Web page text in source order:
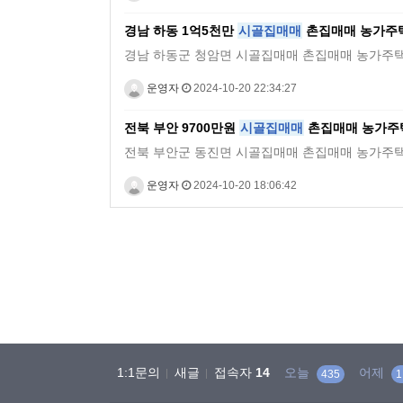
경남 하동 1억5천만 시골집매매 촌집매매 농가주
경남 하동군 청암면 시골집매매 촌집매매 농가
운영자 2024-10-20 22:34:27
전북 부안 9700만원 시골집매매 촌집매매 농가
전북 부안군 동진면 시골집매매 촌집매매 농가
운영자 2024-10-20 18:06:42
1:1문의 새글 접속자 14 오늘 435 어제